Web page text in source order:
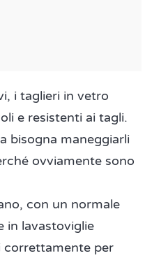
i taglieri in vetro
e resistenti ai tagli.
bisogna maneggiarli
ovviamente sono
con un normale
in lavastoviglie
correttamente per